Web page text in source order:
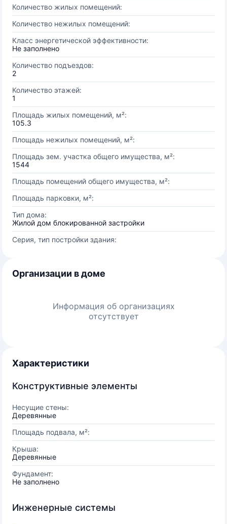
Количество жилых помещений:
Количество нежилых помещений:
Класс энергетической эффективности:
Не заполнено
Количество подъездов:
2
Количество этажей:
1
Площадь жилых помещений, м²:
105.3
Площадь нежилых помещений, м²:
Площадь зем. участка общего имущества, м²:
1544
Площадь помещений общего имущества, м²:
Площадь парковки, м²:
Тип дома:
Жилой дом блокированной застройки
Серия, тип постройки здания:
Организации в доме
Информация об организациях
отсутствует
Характеристики
Конструктивные элементы
Несущие стены:
Деревянные
Площадь подвала, м²:
Крыша:
Деревянные
Фундамент:
Не заполнено
Инженерные системы